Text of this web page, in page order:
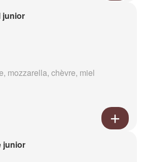
junior
mozzarella, chèvre, miel
junior